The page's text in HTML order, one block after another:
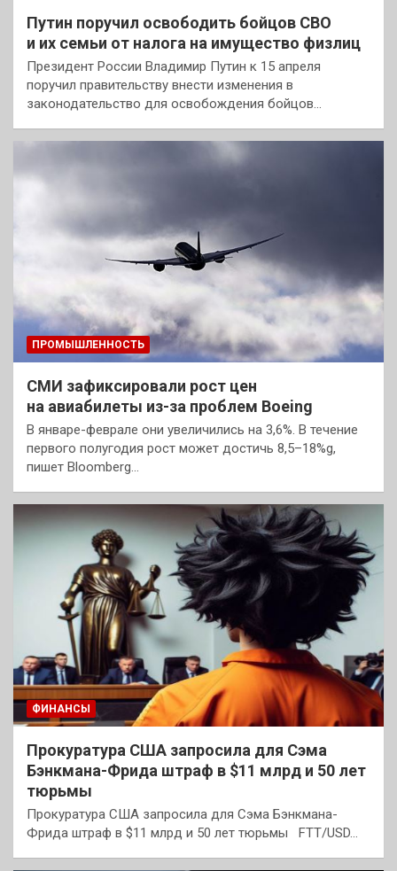
Путин поручил освободить бойцов СВО
и их семьи от налога на имущество физлиц
Президент России Владимир Путин к 15 апреля
поручил правительству внести изменения в
законодательство для освобождения бойцов…
ПРОМЫШЛЕННОСТЬ
СМИ зафиксировали рост цен
на авиабилеты из-за проблем Boeing
В январе-феврале они увеличились на 3,6%. В течение
первого полугодия рост может достичь 8,5–18%g,
пишет Bloomberg…
ФИНАНСЫ
Прокуратура США запросила для Сэма
Бэнкмана-Фрида штраф в $11 млрд и 50 лет
тюрьмы
Прокуратура США запросила для Сэма Бэнкмана-
Фрида штраф в $11 млрд и 50 лет тюрьмы FTT/USD…